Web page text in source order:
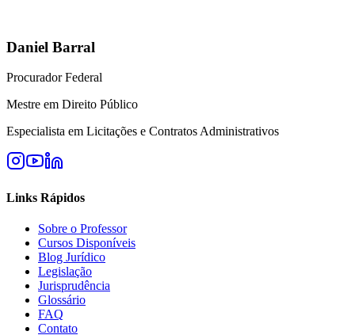
Daniel Barral
Procurador Federal
Mestre em Direito Público
Especialista em Licitações e Contratos Administrativos
Links Rápidos
Sobre o Professor
Cursos Disponíveis
Blog Jurídico
Legislação
Jurisprudência
Glossário
FAQ
Contato